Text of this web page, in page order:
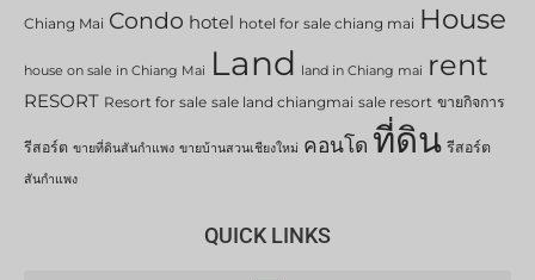
Chiang Mai Condo hotel hotel for sale chiang mai House
house on sale in Chiang Mai Land land in Chiang mai rent
RESORT Resort for sale sale land chiangmai sale resort ขายกิจการ
รีสอร์ต ขายที่ดินสันกำแพง ขายบ้านสวนเชียงใหม่ คอนโด ที่ดิน รีสอร์ต
สันกำแพง
QUICK LINKS